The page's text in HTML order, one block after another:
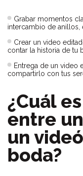
Grabar momentos
intercambio de anillos,
Crear un video
contar la historia de tu
Entrega de un video
compartirlo con tus
¿Cuál
entre
un
boda?